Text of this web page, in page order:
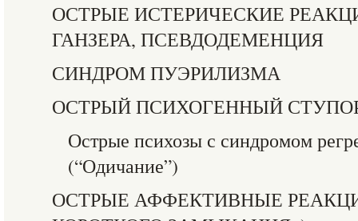
ОСТРЫЕ ИСТЕРИЧЕСКИЕ
ГАНЗЕРА, ПСЕВДОДЕМЕНЦИЯ
СИНДРОМ ПУЭРИЛИЗМА
ОСТРЫЙ ПСИХОГЕННЫЙ
Острые психозы с синдромом
(“Одичание”)
ОСТРЫЕ АФФЕКТИВНЫЕ